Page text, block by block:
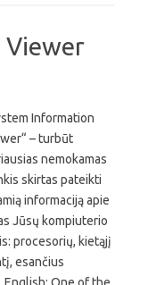
Viewer
Information
– turbūt
nemokamas
skirtas pateikti
informaciją apie
Jūsų kompiuterio
procesorių, kietąjį
esančius
One of the